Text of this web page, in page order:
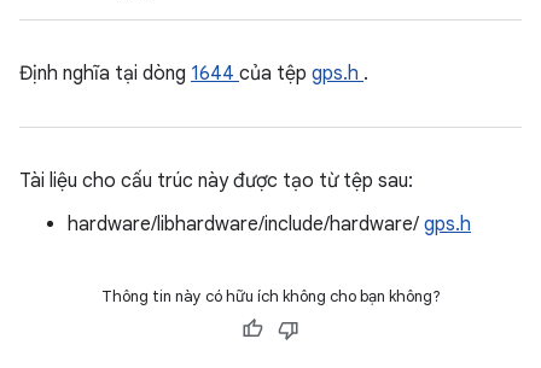
Định nghĩa tại dòng 1644 của tệp gps.h .
Tài liệu cho cấu trúc này được tạo từ tệp sau:
hardware/libhardware/include/hardware/ gps.h
Thông tin này có hữu ích không cho bạn không?